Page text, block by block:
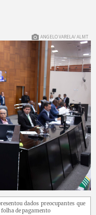
ANGELO VARELA/ ALMT
dados preocupantes que
de pagamento